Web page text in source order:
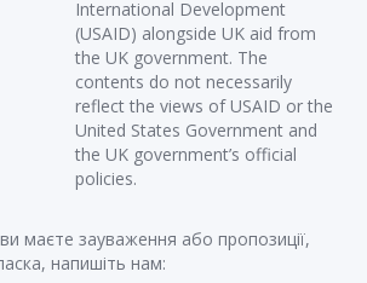
International Development
(USAID) alongside UK aid from
the UK government. The
contents do not necessarily
reflect the views of USAID or the
United States Government and
the UK government’s official
policies.
маєте зауваження або пропозиції,
напишіть нам: